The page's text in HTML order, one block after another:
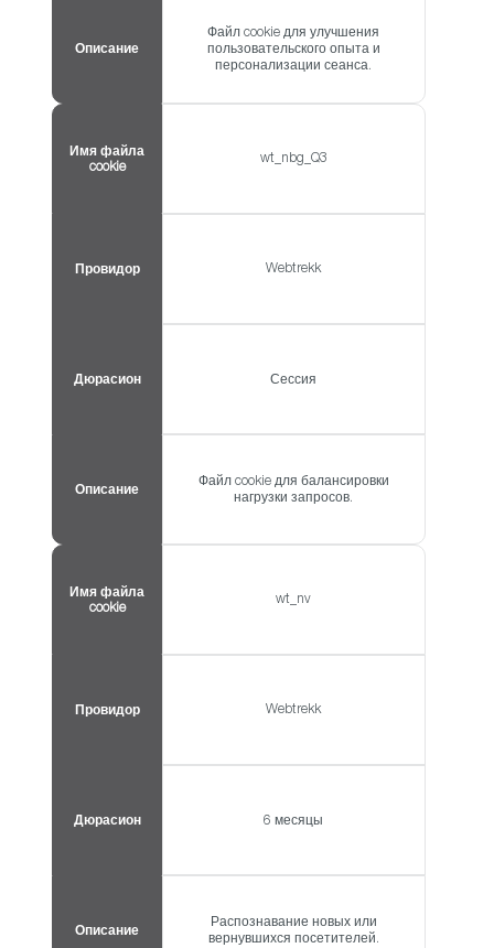
Описание
Файл cookie для улучшения
пользовательского опыта и
персонализации сеанса.
Имя файла
cookie
Провидор
Дюрасион
Описание
wt_nbg_Q3
Webtrekk
Сессия
Файл cookie для балансировки
нагрузки запросов.
Имя файла
cookie
Провидор
Дюрасион
Описание
wt_nv
Webtrekk
6 месяцы
Распознавание новых или
вернувшихся посетителей.